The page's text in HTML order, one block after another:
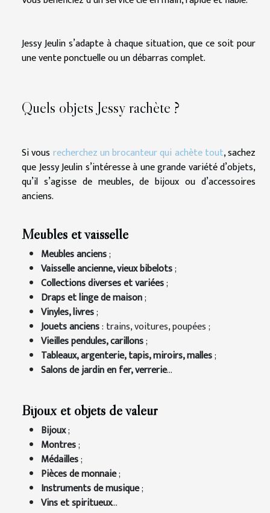
Jessy Jeulin s’adapte à chaque situation, que ce soit pour
une vente ponctuelle ou un débarras complet.
Quels objets Jessy rachète ?
Si vous recherchez un brocanteur qui achète tout, sachez
que Jessy Jeulin s’intéresse à une grande variété d’objets,
qu’il s’agisse de meubles, de bijoux ou d’accessoires
anciens.
Meubles et vaisselle
Meubles anciens;
Vaisselle ancienne, vieux bibelots;
Collections diverses et variées;
Draps et linge de maison;
Vinyles, livres;
Jouets anciens: trains, voitures, poupées ;
Vieilles pendules, carillons;
Tableaux, argenterie, tapis, miroirs, malles;
Salons de jardin en fer, verrerie...
Bijoux et objets de valeur
Bijoux;
Montres;
Médailles;
Pièces de monnaie;
Instruments de musique;
Vins et spiritueux...